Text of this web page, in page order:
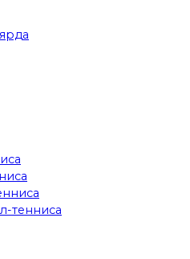
тенниса